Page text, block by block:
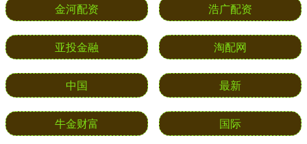
金河配资 浩广配资
亚投金融 淘配网
中国 最新
牛金财富 国际